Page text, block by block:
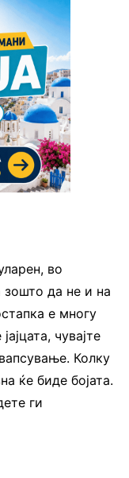
во
зошто да не и на
е многу
чувајте
Колку
ќе биде бојата.
ги